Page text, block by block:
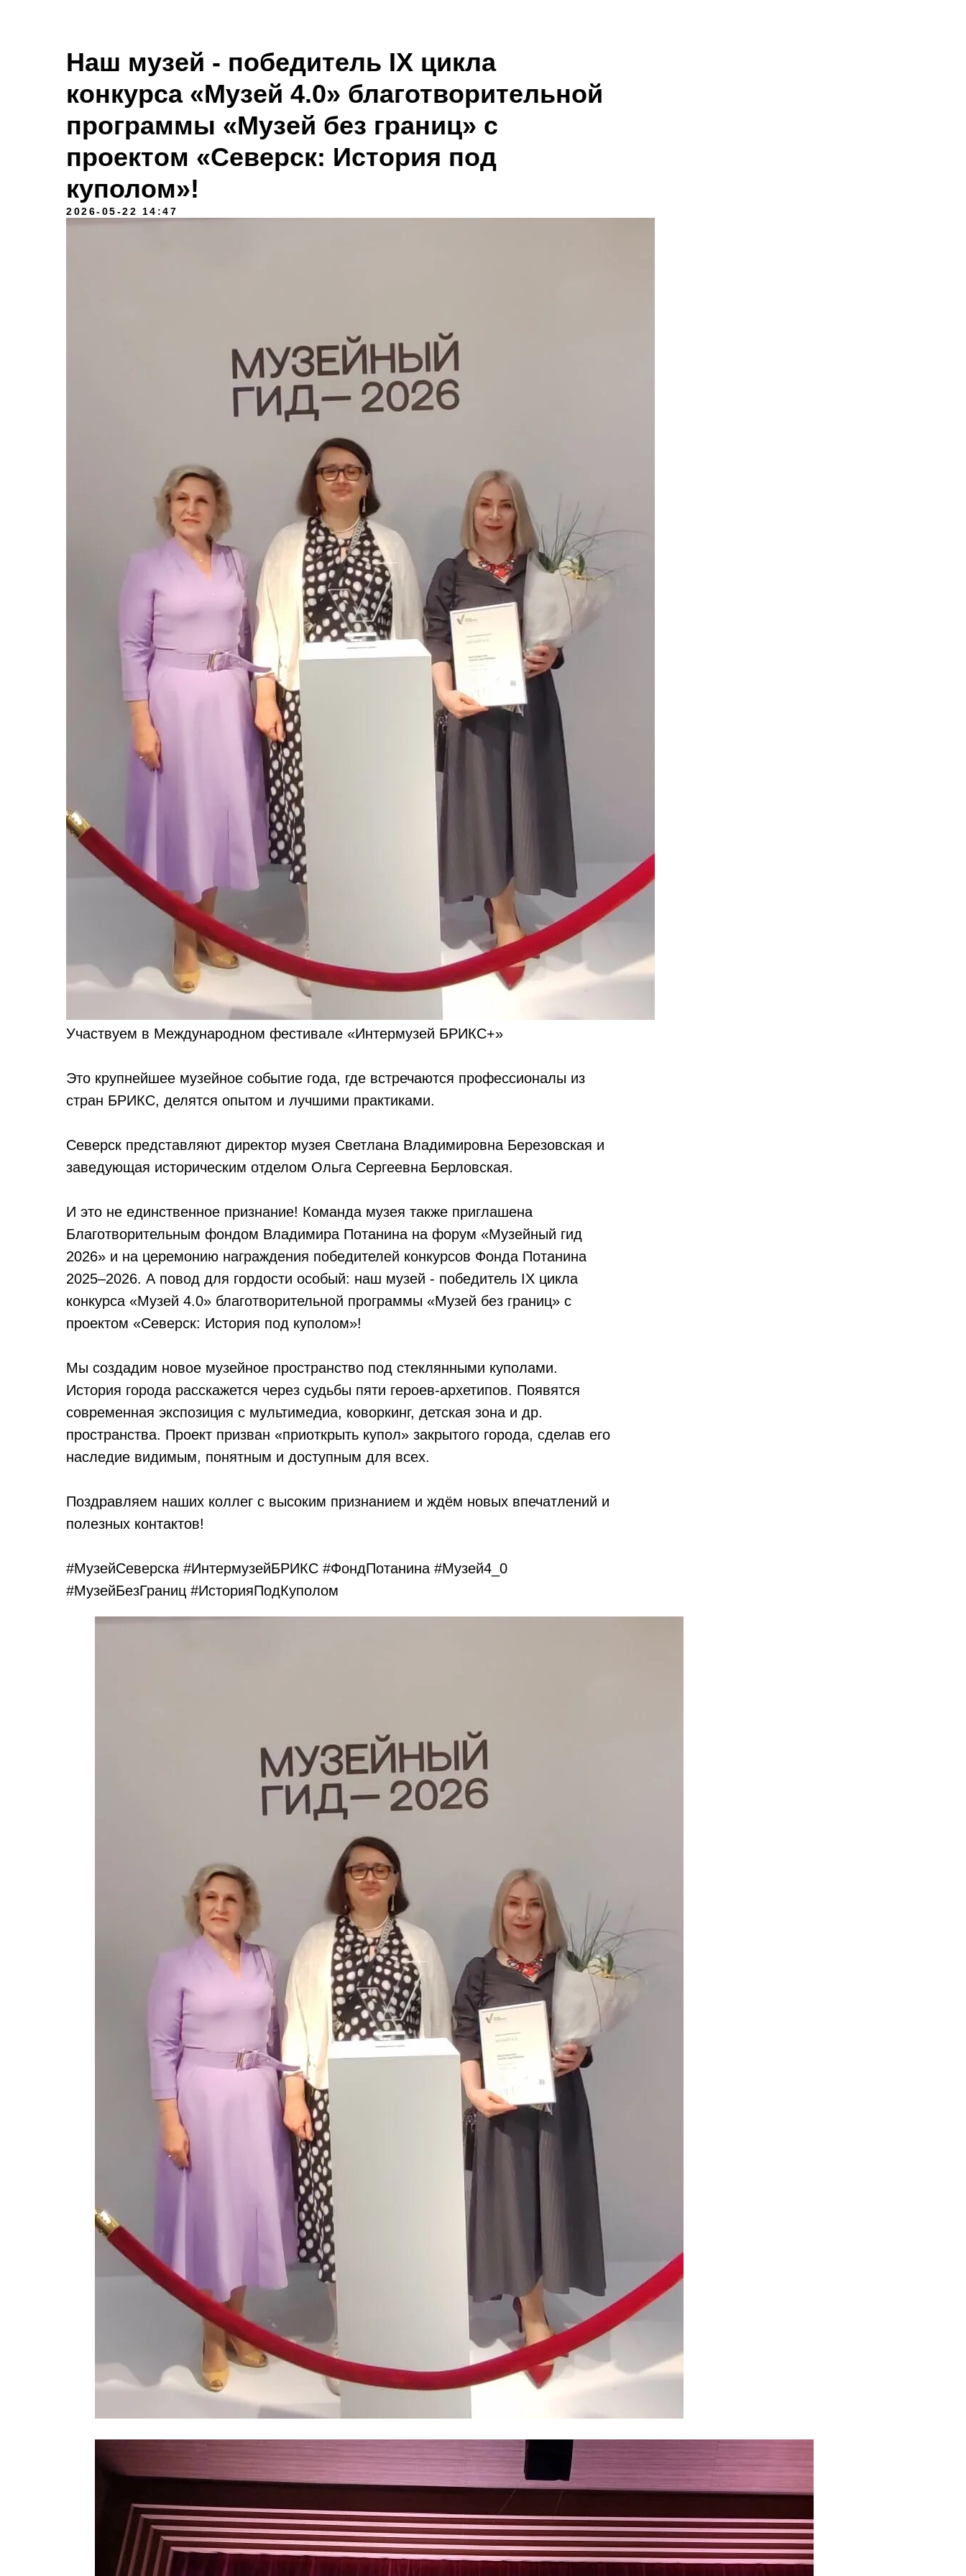
Наш музей - победитель IX цикла
конкурса «Музей 4.0» благотворительной
программы «Музей без границ» с
проектом «Северск: История под
куполом»!
2026-05-22 14:47
Участвуем в Международном фестивале «Интермузей БРИКС+»
Это крупнейшее музейное событие года, где встречаются профессионалы из
стран БРИКС, делятся опытом и лучшими практиками.
Северск представляют директор музея Светлана Владимировна Березовская и
заведующая историческим отделом Ольга Сергеевна Берловская.
И это не единственное признание! Команда музея также приглашена
Благотворительным фондом Владимира Потанина на форум «Музейный гид
2026» и на церемонию награждения победителей конкурсов Фонда Потанина
2025–2026. А повод для гордости особый: наш музей - победитель IX цикла
конкурса «Музей 4.0» благотворительной программы «Музей без границ» с
проектом «Северск: История под куполом»!
Мы создадим новое музейное пространство под стеклянными куполами.
История города расскажется через судьбы пяти героев-архетипов. Появятся
современная экспозиция с мультимедиа, коворкинг, детская зона и др.
пространства. Проект призван «приоткрыть купол» закрытого города, сделав его
наследие видимым, понятным и доступным для всех.
Поздравляем наших коллег с высоким признанием и ждём новых впечатлений и
полезных контактов!
#МузейСеверска #ИнтермузейБРИКС #ФондПотанина #Музей4_0
#МузейБезГраниц #ИсторияПодКуполом